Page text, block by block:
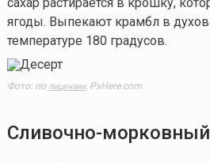
ягоды. Выпекают крамбл в
температуре 180 градусов.
Фото: по лицензии,PxHere.com
Сливочно-морковный